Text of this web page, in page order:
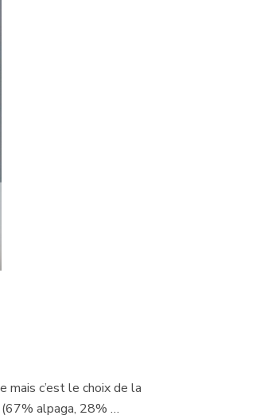
mais c’est le choix de la
alpaga, 28% …